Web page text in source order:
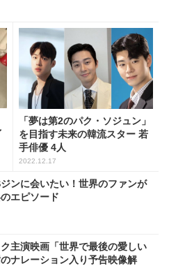
「夢は第2のパク・ソジュン」
を目指す未来の韓流スター 若
手俳優 4人
2022.12.17
ンに会いたい！世界のファンが
エピソード
主演映画「世界で最後の愛しい
ナレーション入り予告映像解